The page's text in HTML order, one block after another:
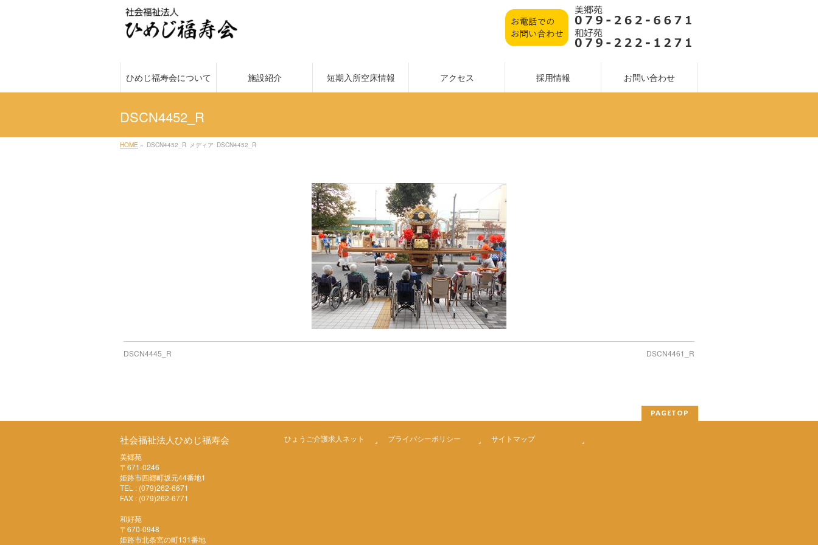
ひめじ福寿会について 施設紹介 短期入所空床情報 アクセス 採用情報 お問い合わせ
DSCN4452_R
HOME » DSCN4452_R メディア DSCN4452_R
DSCN4445_R DSCN4461_R
PAGETOP
社会福祉法人ひめじ福寿会
美郷苑
〒671-0246
姫路市四郷町坂元44番地1
TEL : (079)262-6671
FAX : (079)262-6771
和好苑
〒670-0948
姫路市北条宮の町131番地
ひょうご介護求人ネット プライバシーポリシー サイトマップ